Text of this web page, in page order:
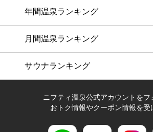
年間温泉ランキング
月間温泉ランキング
サウナランキング
ニフティ温泉公式アカウントをフ
おトク情報やクーポン情報を受